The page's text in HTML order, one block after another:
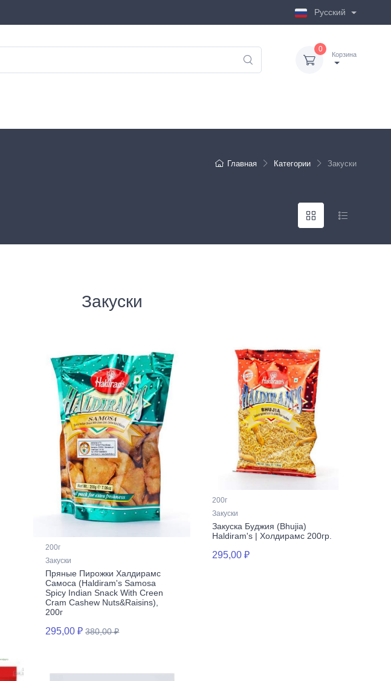
Русский
0
Корзина
Главная Категории Закуски
Закуски
200г
Закуски
Пряные Пирожки Халдирамс
Самоса (Haldiram's Samosa
Spicy Indian Snack With Creen
Cram Cashew Nuts&Raisins),
200г
295,00 ₽ 380,00 ₽
200г
Закуски
Закуска Буджия (Bhujia)
Haldiram's | Холдирамс 200гр.
295,00 ₽